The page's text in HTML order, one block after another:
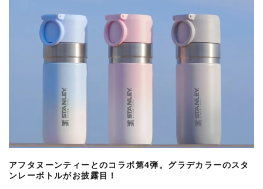
アフタヌーンティーとのコラボ第4弾。グラデカラーのスタ
ンレーボトルがお披露目！